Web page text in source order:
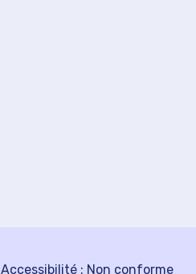
Accessibilité : Non conforme